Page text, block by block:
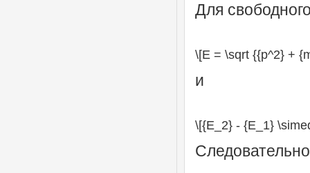
Для
\[E = \sqrt {{p^2} +
и
\[{E_2} - {E_1}
Следовательно